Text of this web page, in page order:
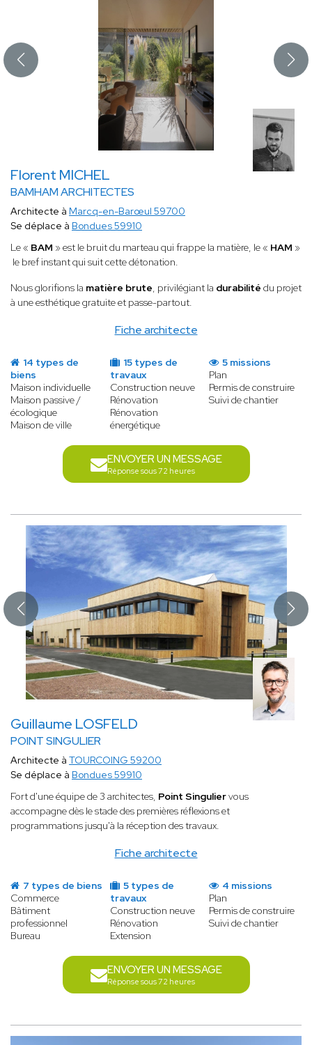
Florent MICHEL
BAMHAM ARCHITECTES
Fiche architecte
Architecte à Marcq-en-Barœul 59700
Se déplace à Bondues 59910
Le « BAM » est le bruit du marteau qui frappe la matière, le « HAM »
le bref instant qui suit cette détonation.
Nous glorifions la matière brute, privilégiant la durabilité du projet
à une esthétique gratuite et passe-partout.
14 types de
biens
Maison individuelle
Maison passive /
écologique
Maison de ville
15 types de
travaux
Construction neuve
Rénovation
Rénovation
énergétique
5 missions
Plan
Permis de construire
Suivi de chantier
ENVOYER UN MESSAGE
Réponse sous 72 heures
Guillaume LOSFELD
POINT SINGULIER
Fiche architecte
Architecte à TOURCOING 59200
Se déplace à Bondues 59910
Fort d'une équipe de 3 architectes, Point Singuliervous
accompagne dès le stade des premières réflexions et
programmations jusqu'à la réception des travaux.
7 types de biens
Commerce
Bâtiment
professionnel
Bureau
5 types de
travaux
Construction neuve
Rénovation
Extension
4 missions
Plan
Permis de construire
Suivi de chantier
ENVOYER UN MESSAGE
Réponse sous 72 heures